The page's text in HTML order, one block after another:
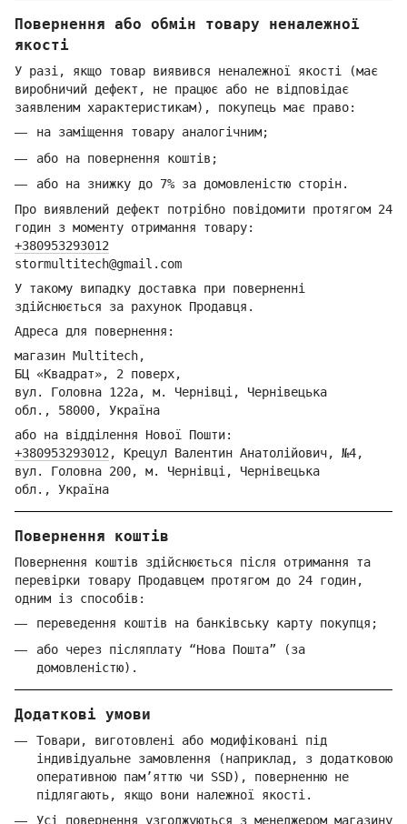
Повернення або обмін товару неналежної
якості
У разі, якщо товар виявився неналежної якості (має
виробничий дефект, не працює або не відповідає
заявленим характеристикам), покупець має право:
на заміщення товару аналогічним;
або на повернення коштів;
або на знижку до 7% за домовленістю сторін.
Про виявлений дефект потрібно повідомити протягом 24
годин з моменту отримання товару:
+380953293012
stormultitech@gmail.com
У такому випадку доставка при поверненні
здійснюється за рахунок Продавця.
Адреса для повернення:
магазин Multitech,
БЦ «Квадрат», 2 поверх,
вул. Головна 122а, м. Чернівці, Чернівецька
обл., 58000, Україна
або на відділення Нової Пошти:
+380953293012, Крецул Валентин Анатолійович, №4,
вул. Головна 200, м. Чернівці, Чернівецька
обл., Україна
Повернення коштів
Повернення коштів здійснюється після отримання та
перевірки товару Продавцем протягом до 24 годин,
одним із способів:
переведення коштів на банківську карту покупця;
або через післяплату “Нова Пошта” (за
домовленістю).
Додаткові умови
Товари, виготовлені або модифіковані під
індивідуальне замовлення (наприклад, з додатковою
оперативною пам’яттю чи SSD), поверненню не
підлягають, якщо вони належної якості.
Усі повернення узгоджуються з менеджером магазину